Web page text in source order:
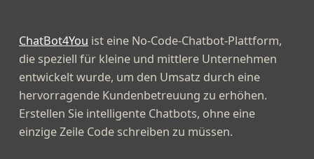
ChatBot4You ist eine No-Code-Chatbot-Plattform,
die speziell für kleine und mittlere Unternehmen
entwickelt wurde, um den Umsatz durch eine
hervorragende Kundenbetreuung zu erhöhen.
Erstellen Sie intelligente Chatbots, ohne eine
einzige Zeile Code schreiben zu müssen.